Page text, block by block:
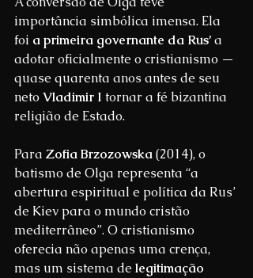
importância simbólica imensa. Ela
foi a primeira governante da Rus’ a
adotar oficialmente o cristianismo —
quase quarenta anos antes de seu
neto Vladimir I tornar a fé bizantina
religião de Estado.
Para Zofia Brzozowska (2014), o
batismo de Olga representa “a
abertura espiritual e política da Rus’
de Kiev para o mundo cristão
mediterrâneo”. O cristianismo
oferecia não apenas uma crença,
mas um sistema de legitimação